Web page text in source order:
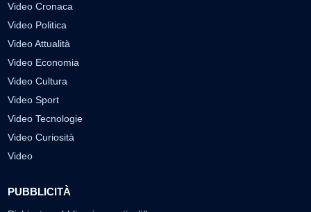
Video Cronaca
Video Politica
Video Attualità
Video Economia
Video Cultura
Video Sport
Video Tecnologie
Video Curiosità
Video
PUBBLICITÀ